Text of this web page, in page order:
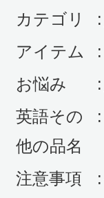
カテゴリ :
アイテム
:
お悩み
:
英語その
他の品名
:
注意事項
: